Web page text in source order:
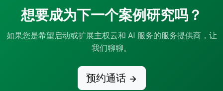
想要成为下一个案例研究吗？
如果您是希望启动或扩展主权云和 AI 服务的服务提供商，让
我们聊聊。
预约通话